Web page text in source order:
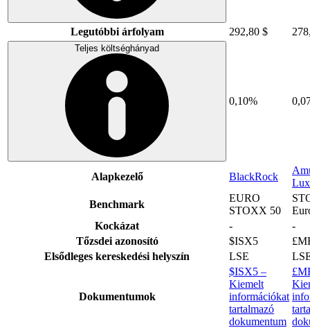
Legutóbbi árfolyam 292,80 $
Teljes költséghányad
0,10%
Alapkezelő BlackRock
Benchmark
EURO
STOXX 50
Kockázat
-
-
Tőzsdei azonosító
$ISX5
Elsődleges kereskedési helyszín
LSE
Dokumentumok
$ISX5 –
Kiemelt
információkat
tartalmazó
dokumentum